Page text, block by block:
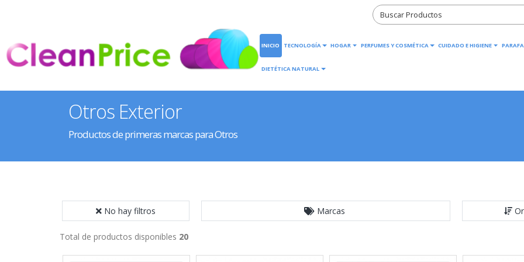
INICIO TECNOLOGÍA HOGAR PERFUMES Y COSMÉTICA CUIDADO E HIGIENE
DIETÉTICA NATURAL
Otros Exterior
Productos de primeras marcas para Otros
No hay filtros Marcas
Total de productos disponibles 20